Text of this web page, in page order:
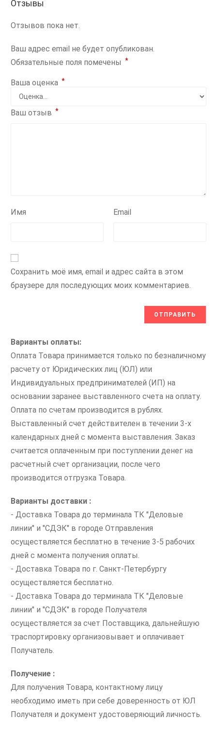
Отзывы
Отзывов пока нет.
Ваш адрес email не будет опубликован.
Обязательные поля помечены *
Ваша оценка *
Ваш отзыв *
Имя Email
Сохранить моё имя, email и адрес сайта в этом
браузере для последующих моих комментариев.
Варианты оплаты:
Оплата Товара принимается только по безналичному
расчету от Юридических лиц (ЮЛ) или
Индивидуальных предпринимателей (ИП) на
основании заранее выставленного счета на оплату.
Оплата по счетам производится в рублях.
Выставленный счет действителен в течении 3-х
календарных дней с момента выставления. Заказ
считается оплаченным при поступлении денег на
расчетный счет организации, после чего
производится отгрузка Товара.
Варианты доставки :
- Доставка Товара до терминала ТК "Деловые
линии" и "СДЭК" в городе Отправления
осуществляется бесплатно в течение 3-5 рабочих
дней с момента получения оплаты.
- Доставка Товара по г. Санкт-Петербургу
осуществляется бесплатно.
- Доставка Товара до терминала ТК "Деловые
линии" и "СДЭК" в городе Получателя
осуществляется за счет Поставщика, дальнейшую
траспортировку организовывает и оплачивает
Получатель.
Получение :
Для получения Товара, контактному лицу
необходимо иметь при себе доверенность от ЮЛ
Получателя и документ удостоверяющий личность.